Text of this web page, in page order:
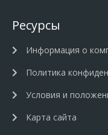
Ресурсы
Информация о
Политика
Условия и
Карта сайта